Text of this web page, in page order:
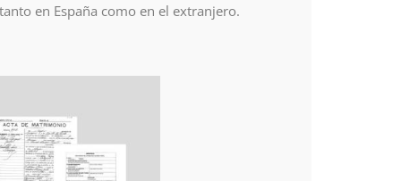
en España como en el extranjero.